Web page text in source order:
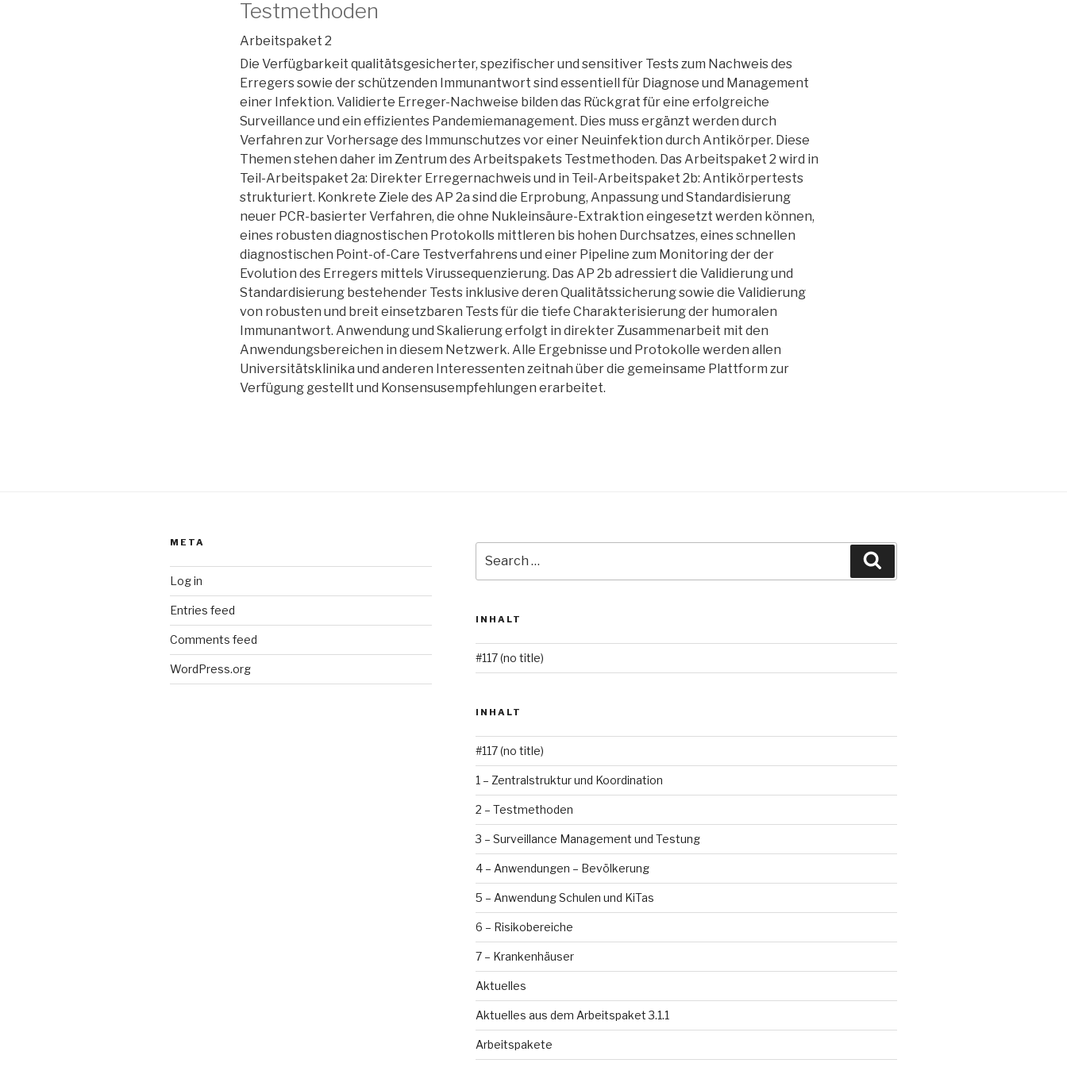
M
E
T
H
O
D
E
N
Testmethoden
Arbeitspaket 2
Die Verfügbarkeit qualitätsgesicherter, spezifischer und sensitiver Tests zum Nachweis des
Erregers sowie der schützenden Immunantwort sind essentiell für Diagnose und Management
einer Infektion. Validierte Erreger-Nachweise bilden das Rückgrat für eine erfolgreiche
Surveillance und ein effizientes Pandemiemanagement. Dies muss ergänzt werden durch
Verfahren zur Vorhersage des Immunschutzes vor einer Neuinfektion durch Antikörper. Diese
Themen stehen daher im Zentrum des Arbeitspakets Testmethoden. Das Arbeitspaket 2 wird in
Teil-Arbeitspaket 2a: Direkter Erregernachweis und in Teil-Arbeitspaket 2b: Antikörpertests
strukturiert. Konkrete Ziele des AP 2a sind die Erprobung, Anpassung und Standardisierung
neuer PCR-basierter Verfahren, die ohne Nukleinsäure-Extraktion eingesetzt werden können,
eines robusten diagnostischen Protokolls mittleren bis hohen Durchsatzes, eines schnellen
diagnostischen Point-of-Care Testverfahrens und einer Pipeline zum Monitoring der der
Evolution des Erregers mittels Virussequenzierung. Das AP 2b adressiert die Validierung und
Standardisierung bestehender Tests inklusive deren Qualitätssicherung sowie die Validierung
von robusten und breit einsetzbaren Tests für die tiefe Charakterisierung der humoralen
Immunantwort. Anwendung und Skalierung erfolgt in direkter Zusammenarbeit mit den
Anwendungsbereichen in diesem Netzwerk. Alle Ergebnisse und Protokolle werden allen
Universitätsklinika und anderen Interessenten zeitnah über die gemeinsame Plattform zur
Verfügung gestellt und Konsensusempfehlungen erarbeitet.
META
Log in
Entries feed
Comments feed
WordPress.org
for:
INHALT
#117 (no title)
INHALT
#117 (no title)
1 – Zentralstruktur und Koordination
2 – Testmethoden
3 – Surveillance Management und Testung
4 – Anwendungen – Bevölkerung
5 – Anwendung Schulen und KiTas
6 – Risikobereiche
7 – Krankenhäuser
Aktuelles
Aktuelles aus dem Arbeitspaket 3.1.1
Arbeitspakete